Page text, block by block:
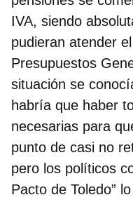
IVA, siendo
pudieran atender
Presupuestos
situación se
habría que haber
necesarias para
punto de casi no
pero los políticos
Pacto de Toledo”